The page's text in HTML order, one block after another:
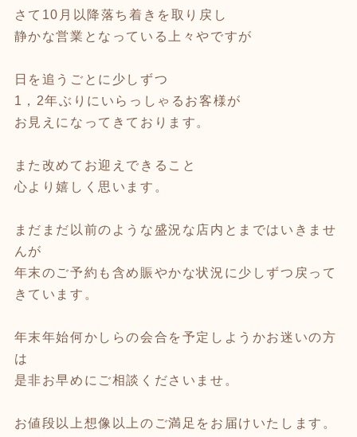
さて10月以降落ち着きを取り戻し
静かな営業となっている上々やですが
日を追うごとに少しずつ
1，2年ぶりにいらっしゃるお客様が
お見えになってきております。
また改めてお迎えできること
心より嬉しく思います。
まだまだ以前のような盛況な店内とまではいきませ
んが
年末のご予約も含め賑やかな状況に少しずつ戻って
きています。
年末年始何かしらの会合を予定しようかお迷いの方
は
是非お早めにご相談くださいませ。
お値段以上想像以上のご満足をお届けいたします。